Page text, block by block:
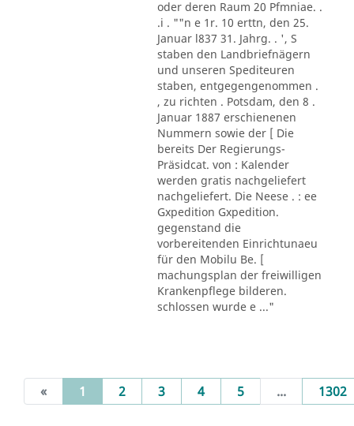
oder deren Raum 20 Pfmniae. .
.i . ""n e 1r. 10 erttn, den 25.
Januar l837 31. Jahrg. . ', S
staben den Landbriefnägern
und unseren Spediteuren
staben, entgegengenommen .
, zu richten . Potsdam, den 8 .
Januar 1887 erschienenen
Nummern sowie der [ Die
bereits Der Regierungs-
Präsidcat. von : Kalender
werden gratis nachgeliefert
nachgeliefert. Die Neese . : ee
Gxpedition Gxpedition.
gegenstand die
vorbereitenden Einrichtunaeu
für den Mobilu Be. [
machungsplan der freiwilligen
Krankenpflege bilderen.
schlossen wurde e ..."
« 1 (current)
2 3 4 5 ... 1302